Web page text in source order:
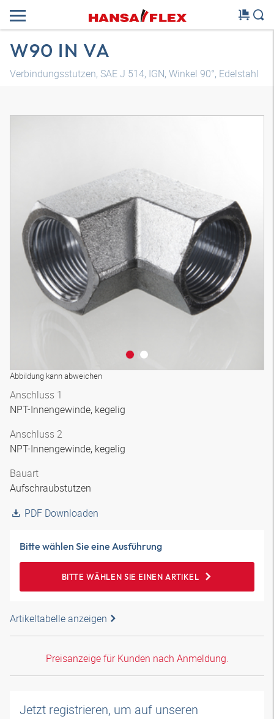
W90 IN VA
Verbindungsstutzen, SAE J 514, IGN, Winkel 90°, Edelstahl
Abbildung kann abweichen
Anschluss 1
NPT-Innengewinde, kegelig
Anschluss 2
NPT-Innengewinde, kegelig
Bauart
Aufschraubstutzen
PDF Downloaden
Bitte wählen Sie eine Ausführung
BITTE WÄHLEN SIE EINEN ARTIKEL
Artikeltabelle anzeigen
Preisanzeige für Kunden nach Anmeldung.
Jetzt registrieren, um auf unseren